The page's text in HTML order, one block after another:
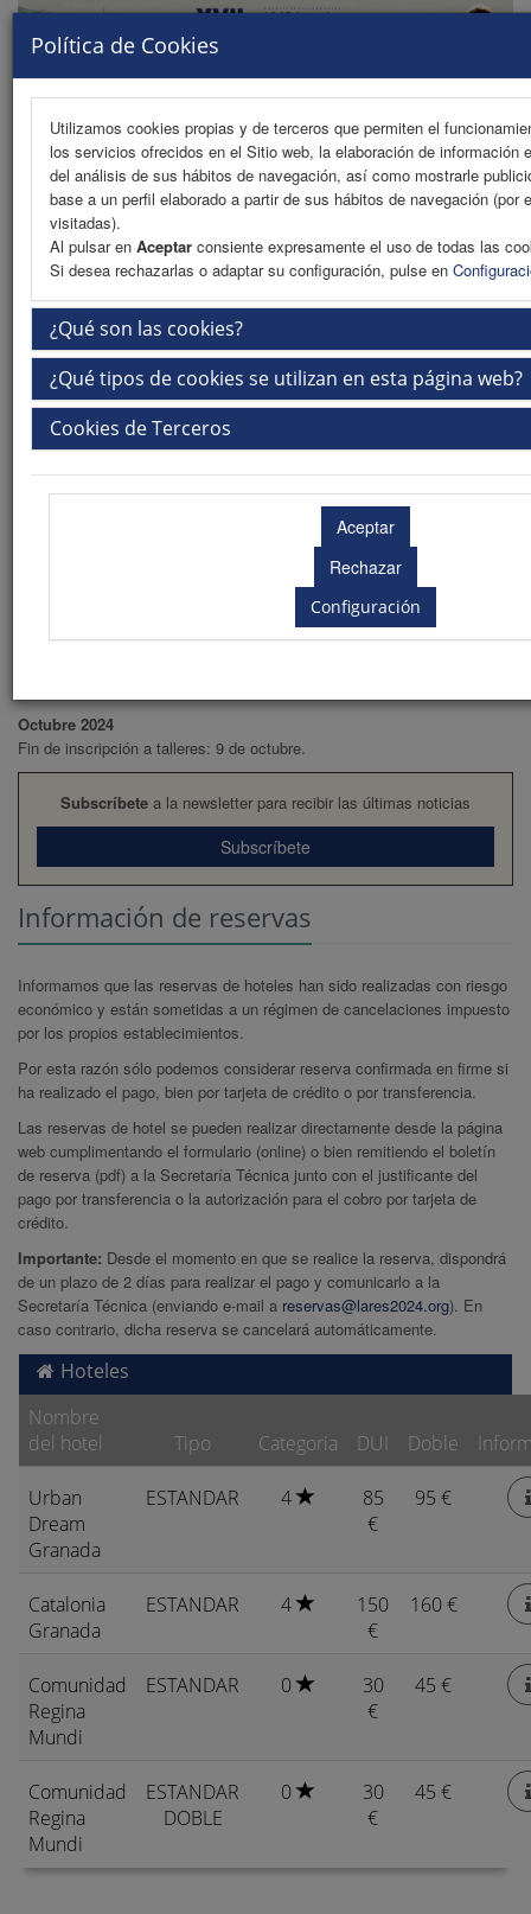
Política de Cookies
Utilizamos cookies propias y de terceros que permiten el
los servicios ofrecidos en el Sitio web, la elaboración de información
del análisis de sus hábitos de navegación, así como mostrarle
base a un perfil elaborado a partir de sus hábitos de navegación (por
visitadas).
Al pulsar en Aceptar consiente expresamente el uso de todas las
Si desea rechazarlas o adaptar su configuración, pulse en
¿Qué son las cookies?
¿Qué tipos de cookies se utilizan en esta página web?
Cookies de Terceros
Configuración
MENU
Reservas
Reserva Online
Boletín Reservas (PDF)
Fechas importantes
Mayo 2024
Octubre 2024
Fin de inscripción a talleres: 9 de octubre.
Subscríbete a la newsletter para recibir las últimas noticias
Subscríbete
Información de reservas
Informamos que las reservas de hoteles han sido realizadas con riesgo
económico y están sometidas a un régimen de cancelaciones impuesto
por los propios establecimientos.
Por esta razón sólo podemos considerar reserva confirmada en firme si
ha realizado el pago, bien por tarjeta de crédito o por transferencia.
Las reservas de hotel se pueden realizar directamente desde la página
web cumplimentando el formulario (online) o bien remitiendo el boletín
de reserva (pdf) a la Secretaría Técnica junto con el justificante del
pago por transferencia o la autorización para el cobro por tarjeta de
crédito.
Importante: Desde el momento en que se realice la reserva, dispondrá
de un plazo de 2 días para realizar el pago y comunicarlo a la
Secretaría Técnica (enviando e-mail a reservas@lares2024.org). En
caso contrario, dicha reserva se cancelará automáticamente.
Hoteles
Nombre
del hotel
Tipo Categoria DUI Doble
Urban
Dream
Granada
ESTANDAR 4
85
€
95 €
Catalonia
Granada
ESTANDAR 4
150
€
160 €
Comunidad
Regina
Mundi
ESTANDAR 0
30
€
45 €
Comunidad
Regina
Mundi
ESTANDAR
DOBLE
0
30
€
45 €